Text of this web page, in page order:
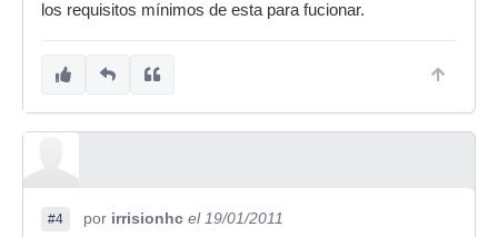
los requisitos mínimos de esta para fucionar.
#4 por irrisionhc el 19/01/2011